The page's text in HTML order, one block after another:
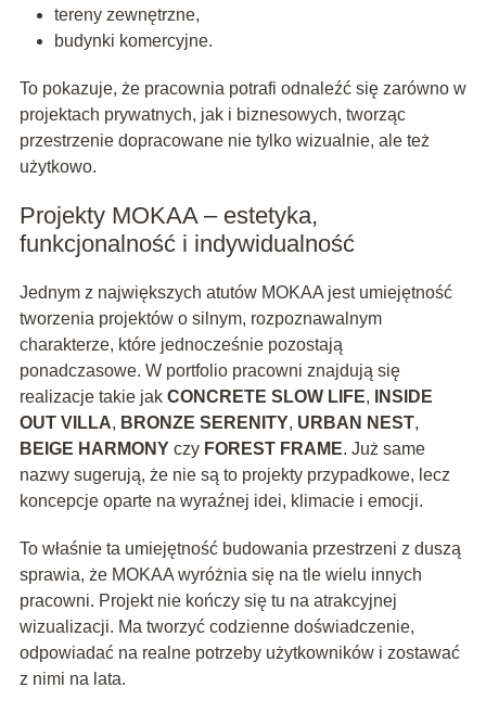
tereny zewnętrzne,
budynki komercyjne.
To pokazuje, że pracownia potrafi odnaleźć się zarówno w
projektach prywatnych, jak i biznesowych, tworząc
przestrzenie dopracowane nie tylko wizualnie, ale też
użytkowo.
Projekty MOKAA – estetyka,
funkcjonalność i indywidualność
Jednym z największych atutów MOKAA jest umiejętność
tworzenia projektów o silnym, rozpoznawalnym
charakterze, które jednocześnie pozostają
ponadczasowe. W portfolio pracowni znajdują się
realizacje takie jak CONCRETE SLOW LIFE,
INSIDE
OUT VILLA, BRONZE SERENITY, URBAN NEST,
BEIGE HARMONYczy FOREST FRAME. Już same
nazwy sugerują, że nie są to projekty przypadkowe, lecz
koncepcje oparte na wyraźnej idei, klimacie i emocji.
To właśnie ta umiejętność budowania przestrzeni z duszą
sprawia, że MOKAA wyróżnia się na tle wielu innych
pracowni. Projekt nie kończy się tu na atrakcyjnej
wizualizacji. Ma tworzyć codzienne doświadczenie,
odpowiadać na realne potrzeby użytkowników i zostawać
z nimi na lata.